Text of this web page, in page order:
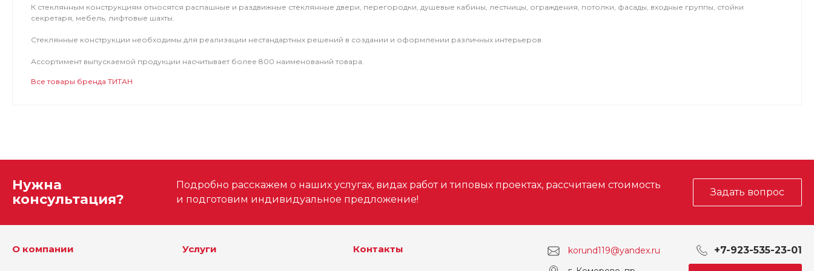
К стеклянным конструкциям относятся распашные и раздвижные стеклянные двери, перегородки, душевые кабины, лестницы, ограждения, потолки, фасады, входные группы, стойки
секретаря, мебель, лифтовые шахты.
Стеклянные конструкции необходимы для реализации нестандартных решений в создании и оформлении различных интерьеров.
Ассортимент выпускаемой продукции насчитывает более 800 наименований товара.
Все товары бренда ТИТАН
Нужна
консультация?
Подробно расскажем о наших услугах, видах работ и типовых проектах, рассчитаем стоимость
и подготовим индивидуальное предложение!
Задать вопрос
О компании Услуги Контакты korund119@yandex.ru +7-923-535-23-01